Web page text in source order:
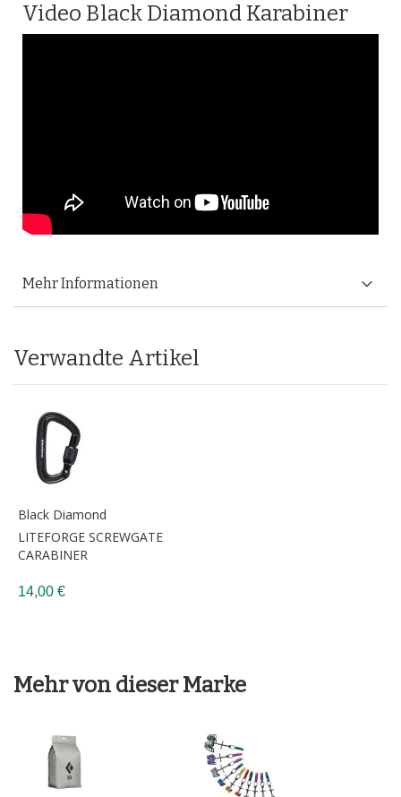
Video Black Diamond Karabiner
Mehr Informationen
Verwandte Artikel
Black Diamond
LITEFORGE SCREWGATE
CARABINER
14,00 €
Mehr von dieser Marke